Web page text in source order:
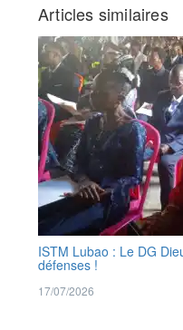
Articles similaires
ISTM Lubao : Le DG
défenses !
17/07/2026